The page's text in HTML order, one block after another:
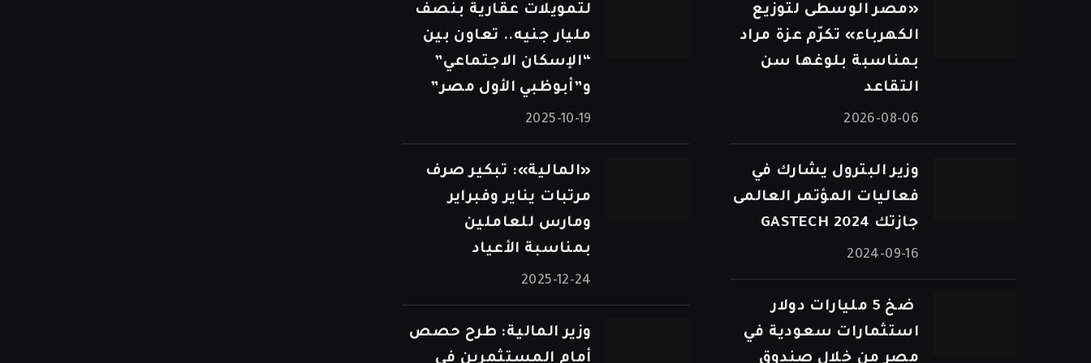
«مصر الوسطى لتوزيع
الكهرباء» تكرّم عزة مراد
بمناسبة بلوغها سن
التقاعد
2026-08-06
وزير البترول يشارك في
فعاليات المؤتمر العالمى
جازتك 2024 GASTECH
2024-09-16
⁠ ضخ 5 مليارات دولار
استثمارات سعودية في
مصر من خلال صندوق
لتمويلات عقارية بنصف
مليار جنيه.. تعاون بين
“الإسكان الاجتماعي”
و”أبوظبي الأول مصر”
2025-10-19
«المالية»: تبكير صرف
مرتبات يناير وفبراير
ومارس للعاملين
بمناسبة الأعياد
2025-12-24
وزير المالية: طرح حصص
أمام المستثمرين في